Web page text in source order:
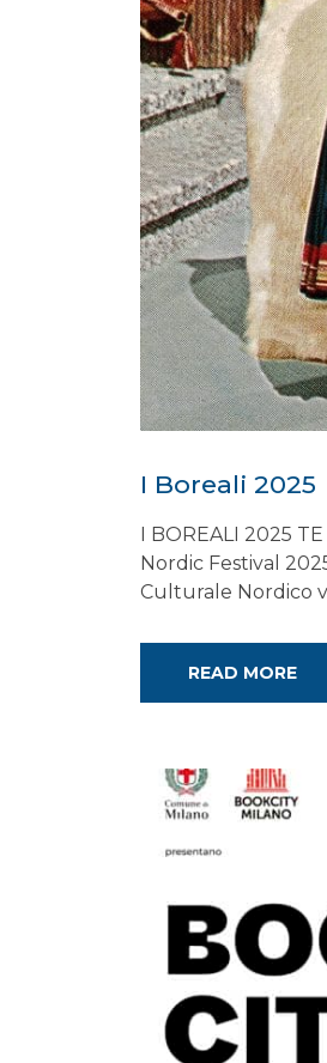
I Boreali 2025
I BOREALI 2025
Nordic Festival
Culturale Nordico
READ MORE